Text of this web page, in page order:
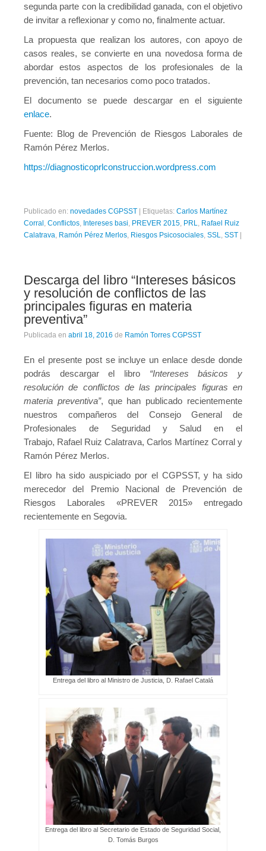
segunda parte con la credibilidad ganada, con el objetivo
de invitar a reflexionar y como no, finalmente actuar.
La propuesta que realizan los autores, con apoyo de
casos reales, se convierte en una novedosa forma de
abordar estos aspectos de los profesionales de la
prevención, tan necesarios como poco tratados.
El documento se puede descargar en el siguiente
enlace.
Fuente: Blog de Prevención de Riesgos Laborales de
Ramón Pérez Merlos.
https://diagnosticoprlconstruccion.wordpress.com
Publicado en: novedades CGPSST | Etiquetas: Carlos Martínez
Corral Conflictos Intereses basi PREVER 2015 PRL
Rafael Ruiz
Calatrava Ramón Pérez Merlos Riesgos Psicosociales SSL SST |
Descarga del libro “Intereses básicos
y resolución de conflictos de las
principales figuras en materia
preventiva”
Publicada en abril 18, 2016 de Ramón Torres CGPSST
En el presente post se incluye un enlace desde donde
podrás descargar el libro “Intereses básicos y
resolución de conflictos de las principales figuras en
materia preventiva”, que han publicado recientemente
nuestros compañeros del Consejo General de
Profesionales de Seguridad y Salud en el
Trabajo, Rafael Ruiz Calatrava, Carlos Martínez Corral y
Ramón Pérez Merlos.
El libro ha sido auspiciado por el CGPSST, y ha sido
merecedor del Premio Nacional de Prevención de
Riesgos Laborales «PREVER 2015» entregado
recientemente en Segovia.
Entrega del libro al Ministro de Justicia, D. Rafael Catalá
Entrega del libro al Secretario de Estado de Seguridad Social,
D. Tomás Burgos